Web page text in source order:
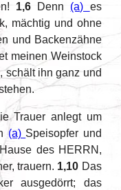
1,6 Denn (a) es
mächtig und ohne
und Backenzähne
meinen Weinstock
schält ihn ganz und
Trauer anlegt um
(a) Speisopfer und
des HERRN,
trauern. 1,10 Das
ausgedörrt; das